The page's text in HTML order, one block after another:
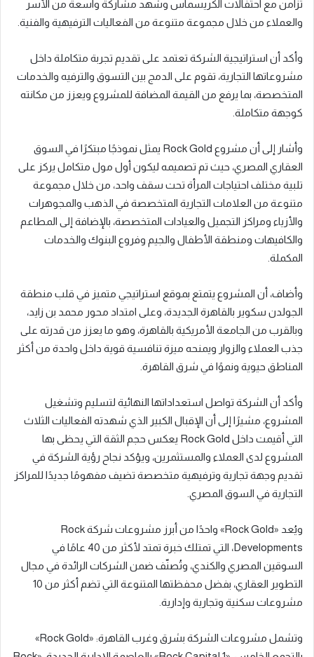
تزامن مع احتفالات الكريسماس وشهد مشاركة واسعة من الأسر
والعملاء من خلال مجموعة متنوعة من الفعاليات الترفيهية والفنية.
وأكد أن استراتيجية الشركة تعتمد على تقديم تجربة متكاملة داخل
مشروعاتها التجارية، تقوم على الدمج بين التسوق والترفيه والخدمات
المتخصصة، بما يرفع من القيمة المضافة للمشروع ويعزز من مكانته
كوجهة متكاملة.
وأشار إلى أن مشروع Rock Gold يمثل نموذجًا مبتكرًا في السوق
العقاري المصري، حيث تم تصميمه ليكون أول مول متكامل يركز على
تلبية مختلف احتياجات المرأة تحت سقف واحد، من خلال مجموعة
متنوعة من العلامات التجارية المتخصصة في الذهب والمجوهرات
والأزياء ومراكز التجميل والعيادات المتخصصة، بالإضافة إلى المطاعم
والكافيهات ومنطقة الأطفال والجيم وفروع البنوك والخدمات
المكملة.
وأضاف، أن المشروع يتمتع بموقع استراتيجي متميز في قلب منطقة
الجولدن سكوير بالقاهرة الجديدة، وعلى امتداد محور محمد بن زايد،
وبالقرب من الجامعة الأمريكية بالقاهرة، وهو ما يعزز من قدرته على
جذب العملاء والزوار ويمنحه ميزة تنافسية قوية داخل واحدة من أكثر
المناطق حيوية ونموًا في شرق القاهرة.
وأكد أن الشركة تواصل استعداداتها النهائية لتسليم وتشغيل
المشروع، مشيرًا إلى أن الإقبال الكبير الذي شهدته الفعاليات الثلاث
التي أقيمت داخل Rock Gold يعكس حجم الثقة التي يحظى بها
المشروع لدى العملاء والمستثمرين، ويؤكد نجاح رؤية الشركة في
تقديم وجهة تجارية وترفيهية متخصصة تضيف مفهومًا جديدًا للمراكز
التجارية في السوق المصري.
ويُعد «Rock Gold» واحدًا من أبرز مشروعات شركة Rock
Developments، التي تمتلك خبرة تمتد لأكثر من 40 عامًا في
السوقين المصري والكندي، وتُصنّف ضمن الشركات الرائدة في مجال
التطوير العقاري، بفضل محفظتها المتنوعة التي تضم أكثر من 10
مشروعات سكنية وتجارية وإدارية.
وتشمل مشروعات الشركة بشرق وغرب القاهرة: «Rock Gold»